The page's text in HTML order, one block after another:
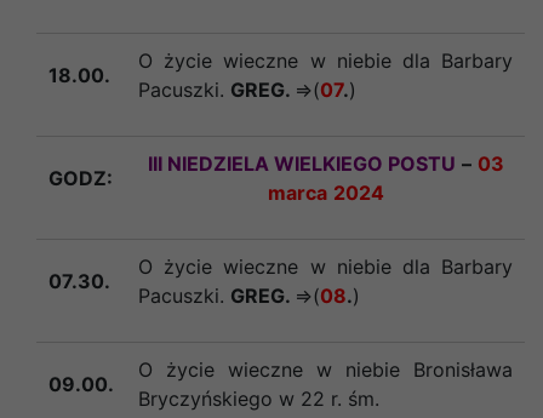
18.00.
O życie wieczne w niebie dla Barbary
Pacuszki. GREG. =>(07.)
GODZ:
III NIEDZIELA WIELKIEGO POSTU – 03
marca 2024
07.30.
O życie wieczne w niebie dla Barbary
Pacuszki. GREG. =>(08.)
09.00.
O życie wieczne w niebie Bronisława
Bryczyńskiego w 22 r. śm.